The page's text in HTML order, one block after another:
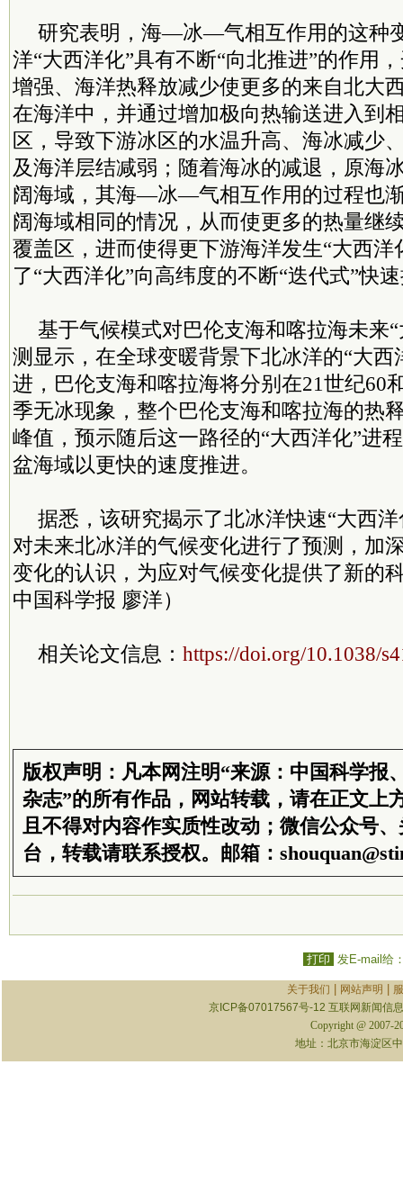
研究表明，海—冰—气相互作用的这种
洋“大西洋化”具有不断“向北推进”的作用
增强、海洋热释放减少使更多的来自北大
在海洋中，并通过增加极向热输送进入到
区，导致下游冰区的水温升高、海冰减少
及海洋层结减弱；随着海冰的减退，原海
阔海域，其海—冰—气相互作用的过程也
阔海域相同的情况，从而使更多的热量继
覆盖区，进而使得更下游海洋发生“大西洋
了“大西洋化”向高纬度的不断“迭代式”快
基于气候模式对巴伦支海和喀拉海未来
测显示，在全球变暖背景下北冰洋的“大西
进，巴伦支海和喀拉海将分别在21世纪60
季无冰现象，整个巴伦支海和喀拉海的热
峰值，预示随后这一路径的“大西洋化”进
盆海域以更快的速度推进。
据悉，该研究揭示了北冰洋快速“大西
对未来北冰洋的气候变化进行了预测，加
变化的认识，为应对气候变化提供了新的
中国科学报 廖洋）
相关论文信息： https://doi.org/10.1038/
版权声明：凡本网注明“来源：中国科学报
杂志”的所有作品，网站转载，请在正文上
且不得对内容作实质性改动；微信公众号
台，转载请联系授权。邮箱：
打印 发E-mail给
关于我们 网站声明
京ICP备07017567号-12 互联网新闻信
Copyright @ 2007-
地址：北京市海淀区